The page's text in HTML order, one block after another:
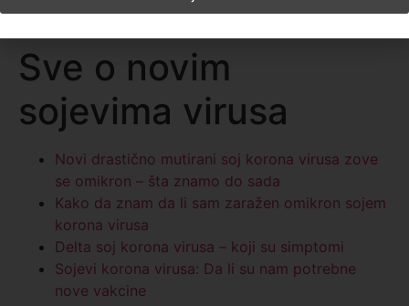
The British Broadcasting Corporation
Sve o novim
sojevima virusa
Novi drastično mutirani soj korona virusa zove
se omikron – šta znamo do sada
Kako da znam da li sam zaražen omikron sojem
korona virusa
Delta soj korona virusa – koji su simptomi
Sojevi korona virusa: Da li su nam potrebne
nove vakcine